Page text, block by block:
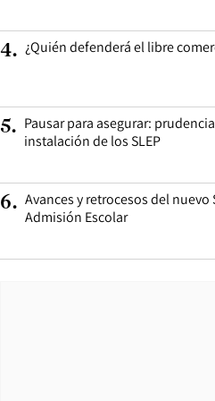
4. ¿Quién defenderá el libre
5. Pausar para asegurar:
instalación de los SLEP
6. Avances y retrocesos del nuevo
Admisión Escolar